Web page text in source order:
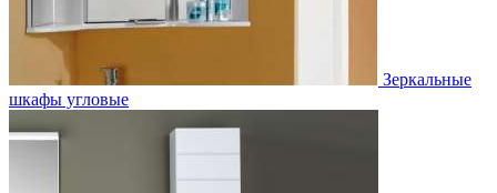
Зеркальные
шкафы угловые